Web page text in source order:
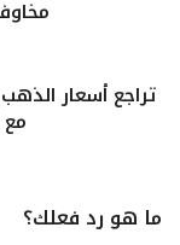
مع
ما هو رد فعلك؟